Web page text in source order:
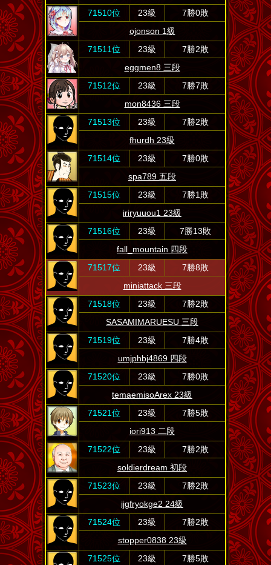
71510位
23級
7勝0敗
ojonson 1級
71511位
23級
7勝2敗
eggmen8 三段
71512位
23級
7勝7敗
mon8436 三段
71513位
23級
7勝2敗
fhurdh 23級
71514位
23級
7勝0敗
spa789 五段
71515位
23級
7勝1敗
iriryuuou1 23級
71516位
23級
7勝13敗
fall_mountain 四段
71517位
23級
7勝8敗
miniattack 三段
71518位
23級
7勝2敗
SASAMIMARUESU 三段
71519位
23級
7勝4敗
umjphbj4869 四段
71520位
23級
7勝0敗
temaemisoArex 23級
71521位
23級
7勝5敗
iori913 二段
71522位
23級
7勝2敗
soldierdream 初段
71523位
23級
7勝2敗
ijgfryokge2 24級
71524位
23級
7勝2敗
stopper0838 23級
71525位
23級 7勝5敗